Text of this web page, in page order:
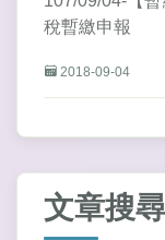
稅暫繳申報
2018-09-04
文章搜尋